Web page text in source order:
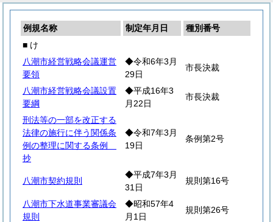
例規名称 制定年月日
種別番号
■ け
八潮市経営戦略会議運営
要領
◆令和6年3月
29日
市長決裁
八潮市経営戦略会議設置
要綱
◆平成16年3
月22日
市長決裁
刑法等の一部を改正する
法律の施行に伴う関係条
例の整理に関する条例
抄
◆令和7年3月
19日
条例第2号
八潮市契約規則
◆平成7年3月
31日
規則第16号
八潮市下水道事業審議会
規則
◆昭和57年4
月1日
規則第26号